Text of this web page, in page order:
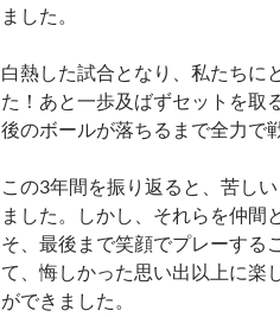
ました。
白熱した試合となり、私たちに
た！あと一歩及ばずセットを取
後のボールが落ちるまで全力で
この3年間を振り返ると、苦し
ました。しかし、それらを仲間
そ、最後まで笑顔でプレーする
て、悔しかった思い出以上に楽
ができました。